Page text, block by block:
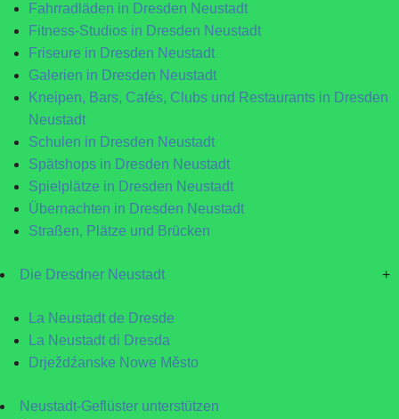
Fahrradläden in Dresden Neustadt
Fitness-Studios in Dresden Neustadt
Friseure in Dresden Neustadt
Galerien in Dresden Neustadt
Kneipen, Bars, Cafés, Clubs und Restaurants in Dresden
Neustadt
Schulen in Dresden Neustadt
Spätshops in Dresden Neustadt
Spielplätze in Dresden Neustadt
Übernachten in Dresden Neustadt
Straßen, Plätze und Brücken
Die Dresdner Neustadt +
La Neustadt de Dresde
La Neustadt di Dresda
Drježdźanske Nowe Město
Neustadt-Geflüster unterstützen